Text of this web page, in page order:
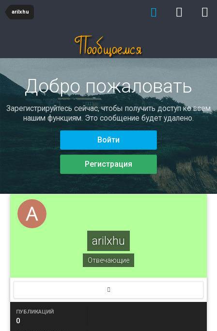
arilxhu
Добро пожаловать
Зарегистрируйтесь сейчас, чтобы получить доступ ко всем
нашим функциям. Это сообщение будет удалено.
Войти
Регистрация
arilxhu
Отвечающие
ПУБЛИКАЦИЙ
0